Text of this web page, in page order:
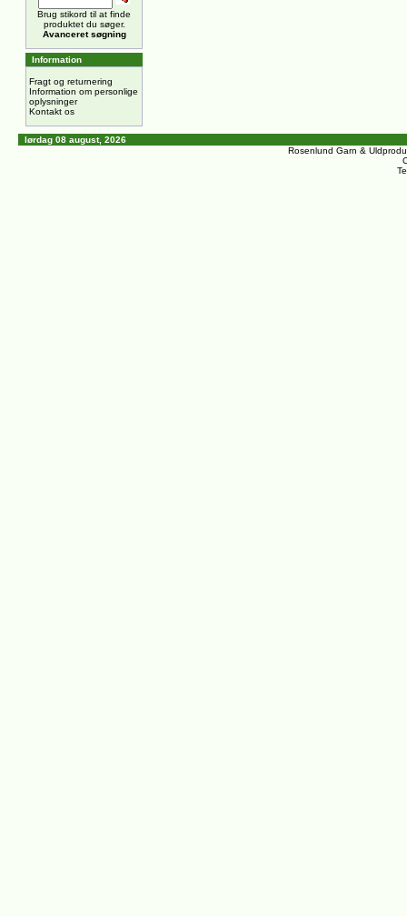
Brug stikord til at finde
produktet du søger.
Avanceret søgning
Information
Fragt og returnering
Information om personlige
oplysninger
Kontakt os
lørdag 08 august, 2026
Rosenlund Garn &